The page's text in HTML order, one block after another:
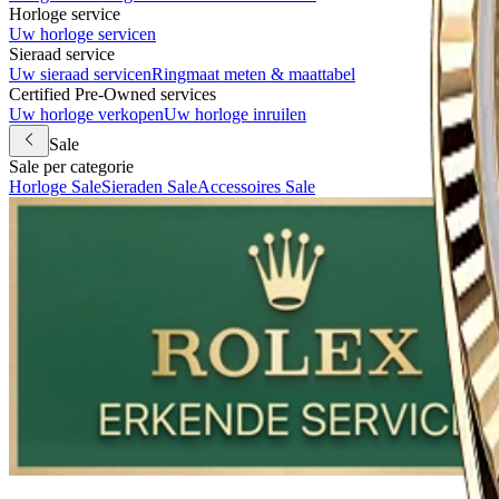
Horloge service
Uw horloge servicen
Sieraad service
Uw sieraad servicenRingmaat meten & maattabel
Certified Pre-Owned services
Uw horloge verkopenUw horloge inruilen
Sale
Sale per categorie
Horloge SaleSieraden SaleAccessoires Sale